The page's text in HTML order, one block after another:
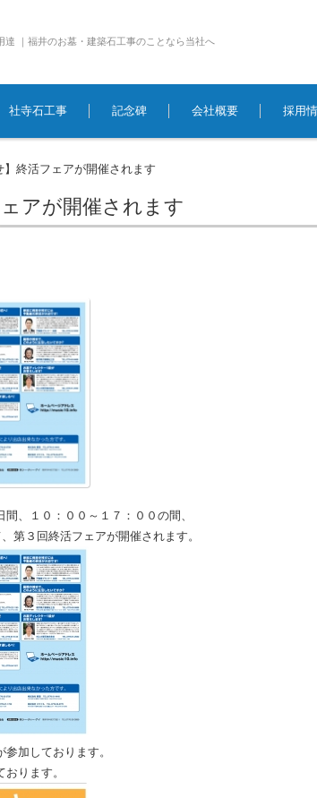
達 ｜福井のお墓・建築石工事のことなら当社へ
社寺石工事 記念碑 会社概要 採用
】終活フェアが開催されます
アが開催されます
、１０：００～１７：００の間、
第３回終活フェアが開催されます。
加しております。
ります。